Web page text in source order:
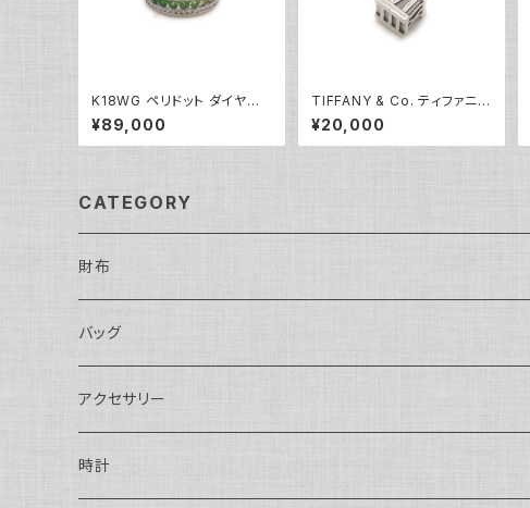
K18WG ペリドット ダイヤモ
ンド デザインリング 18金 ホ
ワイトゴールド 指輪 12号 Y0
5244
¥89,000
TIFFANY & Co. ティファニー
アトラス キューブ ペンダント
ネックレス シルバー925 アズ
キチェーン Y05237
¥20,000
CATEGORY
財布
長財布
二つ折り
バッグ
ショルダーバッグ・ボディバッグ
ハンドバッグ・ポーチ
アクセサリー
ネックレス
時計